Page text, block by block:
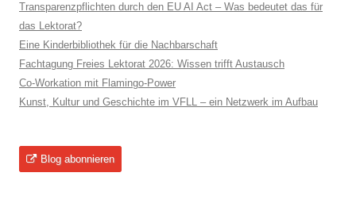
Transparenzpflichten durch den EU AI Act – Was bedeutet das für
das Lektorat?
Eine Kinderbibliothek für die Nachbarschaft
Fachtagung Freies Lektorat 2026: Wissen trifft Austausch
Co-Workation mit Flamingo-Power
Kunst, Kultur und Geschichte im VFLL – ein Netzwerk im Aufbau
Blog abonnieren